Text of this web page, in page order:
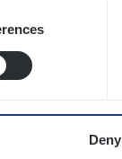
Deny
Trans­port